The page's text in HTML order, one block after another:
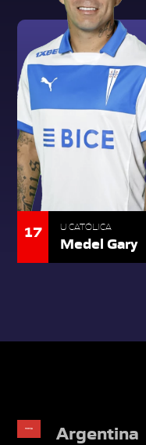
17 U CATÓLICA
Medel Gary
Argentina